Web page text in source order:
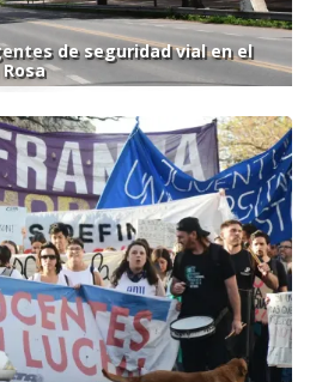
de seguridad vial en el